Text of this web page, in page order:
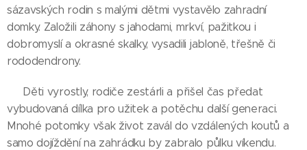
sázavských rodin s malými dětmi vystavělo zahradní
domky. Založili záhony s jahodami, mrkví, pažitkou i
dobromyslí a okrasné skalky, vysadili jabloně, třešně či
rododendrony.
Děti vyrostly, rodiče zestárli a přišel čas předat
vybudovaná dílka pro užitek a potěchu další generaci.
Mnohé potomky však život zavál do vzdálených koutů a
samo dojíždění na zahrádku by zabralo půlku víkendu.